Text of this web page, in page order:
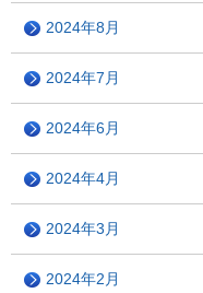
2024年8月
2024年7月
2024年6月
2024年4月
2024年3月
2024年2月